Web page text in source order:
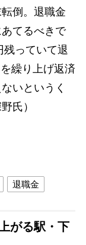
倒。退職金
てるべきで
っていて退
繰り上げ返済
いというく
氏）
退職金
がる駅・下